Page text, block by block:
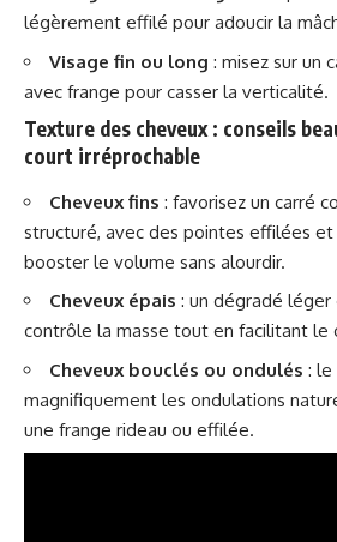
légèrement effilé pour adoucir la
Visage fin ou long : misez sur un
avec frange pour casser la verticalité.
Texture des cheveux : conseils
court irréprochable
Cheveux fins : favorisez un carré
structuré, avec des pointes effilées et
booster le volume sans alourdir.
Cheveux épais : un dégradé léger
contrôle la masse tout en facilitant le
Cheveux bouclés ou ondulés : le
magnifiquement les ondulations
une frange rideau ou effilée.